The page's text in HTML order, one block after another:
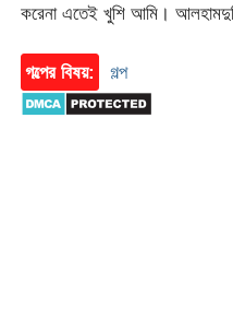
করেনা এতেই খুশি আমি।
গল্পের বিষয়: গল্প